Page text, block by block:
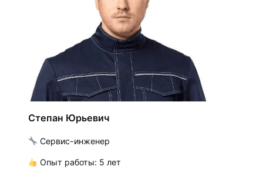
Степан Юрьевич
Сервис-инженер
Опыт работы: 5 лет